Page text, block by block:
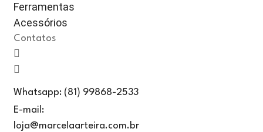
Ferramentas
Acessórios
Contatos
Whatsapp: (81) 99868-2533
E-mail:
loja@marcelaarteira.com.br